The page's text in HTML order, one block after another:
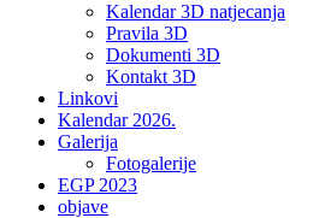
Kalendar 3D natjecanja
Pravila 3D
Dokumenti 3D
Kontakt 3D
Linkovi
Kalendar 2026.
Galerija
Fotogalerije
EGP 2023
objave